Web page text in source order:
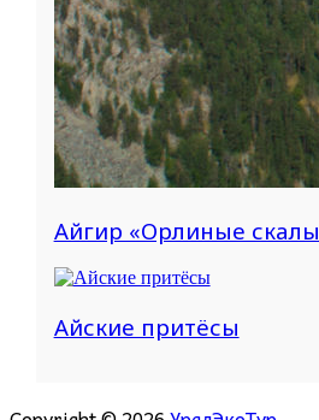
Айгир «Орлиные
Айские притёсы